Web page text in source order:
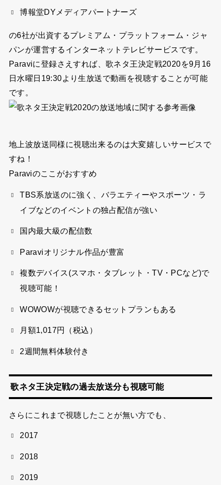
博報堂DYメディアパートナーズ
の6社が出資するプレミアム・プラットフォーム・ジャ
パンが運営するインターネットテレビサービスです。
Paraviに登録さえすれば、歌ネタ王決定戦2020を9月16
日水曜日19:30より生放送で動画を視聴することが可能
です。
地上波放送同様に視聴出来るのは大変嬉しいサービスで
すね！
Paraviのここがおすすめ
TBS系放送のに強く、バラエティーやスポーツ・ラ
イブなどのイベントの独占配信が強い
国内最大級の配信数
Paraviオリジナル作品が豊富
複数デバイス(スマホ・タブレット・TV・PCなど)で
視聴可能！
WOWOWが視聴できるセットプランもある
月額1,017円（税込）
2週間無料体験付き
歌ネタ王決定戦の過去放送分も視聴可能
さらにこれまで視聴したことが無い方でも、
2017
2018
2019